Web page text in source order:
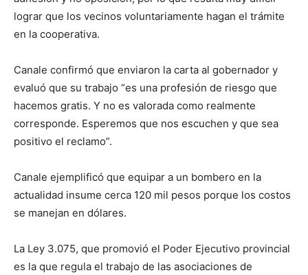
lograr que los vecinos voluntariamente hagan el trámite
en la cooperativa.
Canale confirmó que enviaron la carta al gobernador y
evaluó que su trabajo “es una profesión de riesgo que
hacemos gratis. Y no es valorada como realmente
corresponde. Esperemos que nos escuchen y que sea
positivo el reclamo”.
Canale ejemplificó que equipar a un bombero en la
actualidad insume cerca 120 mil pesos porque los costos
se manejan en dólares.
La Ley 3.075, que promovió el Poder Ejecutivo provincial
es la que regula el trabajo de las asociaciones de